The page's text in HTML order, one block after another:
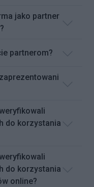
jako partner
partnerom?
do korzystania
do korzystania
online?